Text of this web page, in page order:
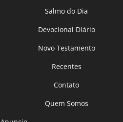
Salmo do Dia
Devocional Diário
Novo Testamento
Recentes
Contato
Quem Somos